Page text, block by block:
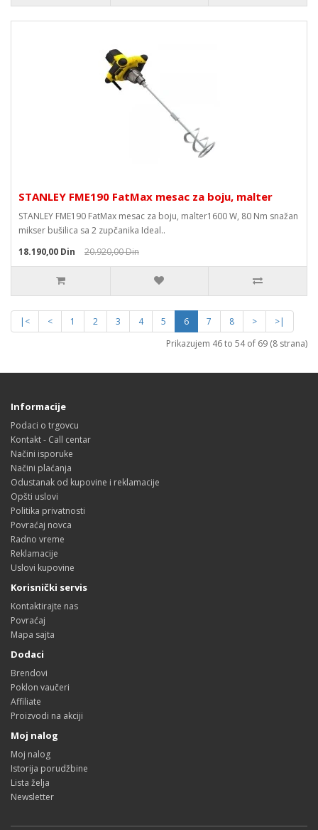
STANLEY FME190 FatMax mesac za boju, malter
STANLEY FME190 FatMax mesac za boju, malter1600 W, 80 Nm snažan
mikser bušilica sa 2 zupčanika Ideal..
18.190,00 Din
20.920,00 Din
|< < 1 2 3 4 5 6 7 8 >
>|
Prikazujem 46 to 54 of 69 (8 strana)
Informacije
Podaci o trgovcu
Kontakt - Call centar
Načini isporuke
Načini plaćanja
Odustanak od kupovine i reklamacije
Opšti uslovi
Politika privatnosti
Povraćaj novca
Radno vreme
Reklamacije
Uslovi kupovine
Korisnički servis
Kontaktirajte nas
Povraćaj
Mapa sajta
Dodaci
Brendovi
Poklon vaučeri
Affiliate
Proizvodi na akciji
Moj nalog
Moj nalog
Istorija porudžbine
Lista želja
Newsletter